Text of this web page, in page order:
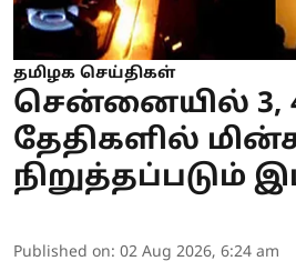
தமிழக செய்திகள்
சென்னையில் 3,
தேதிகளில்
நிறுத்தப்படும்
Published on: 02 Aug 2026, 6:24 am